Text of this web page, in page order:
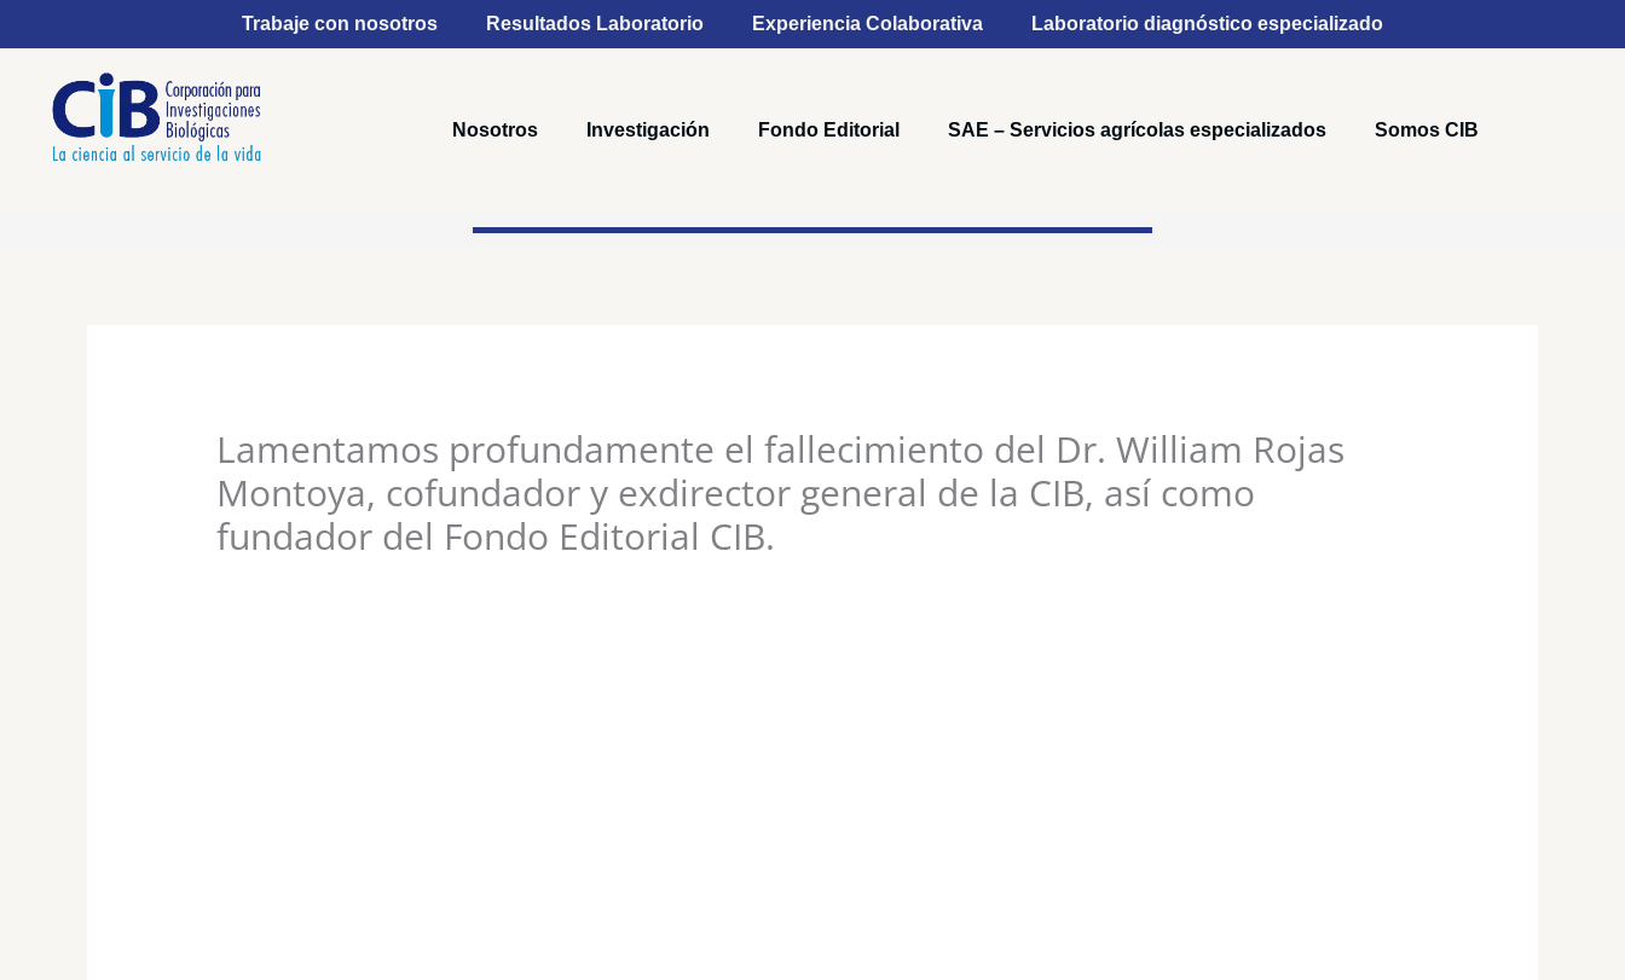
contenido
Trabaje con nosotros Resultados Laboratorio Experiencia Colaborativa Laboratorio diagnóstico especializado
Nosotros Investigación Fondo Editorial SAE – Servicios agrícolas especializados Somos CIB
Lamentamos profundamente el fallecimiento del Dr. William Rojas
Montoya, cofundador y exdirector general de la CIB, así como
fundador del Fondo Editorial CIB.